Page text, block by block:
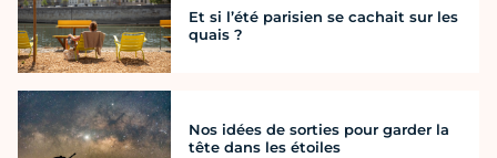
Et si l’été parisien se cachait sur les
quais ?
Nos idées de sorties pour garder la
tête dans les étoiles